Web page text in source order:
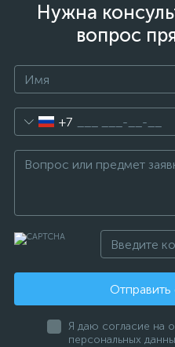
Нужна
вопрос
+7
Я даю согласие на
персональных